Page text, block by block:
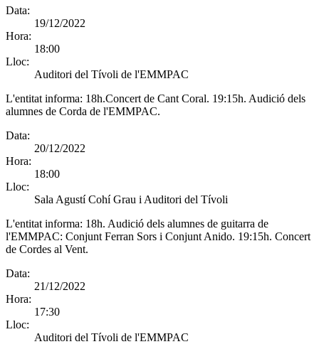
Data:
19/12/2022
Hora:
18:00
Lloc:
Auditori del Tívoli de l'EMMPAC
L'entitat informa: 18h.Concert de Cant Coral. 19:15h. Audició dels
alumnes de Corda de l'EMMPAC.
Data:
20/12/2022
Hora:
18:00
Lloc:
Sala Agustí Cohí Grau i Auditori del Tívoli
L'entitat informa: 18h. Audició dels alumnes de guitarra de
l'EMMPAC: Conjunt Ferran Sors i Conjunt Anido. 19:15h. Concert
de Cordes al Vent.
Data:
21/12/2022
Hora:
17:30
Lloc:
Auditori del Tívoli de l'EMMPAC